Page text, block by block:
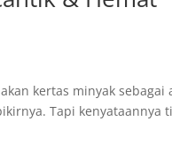
kertas minyak sebagai
Tapi kenyataannya